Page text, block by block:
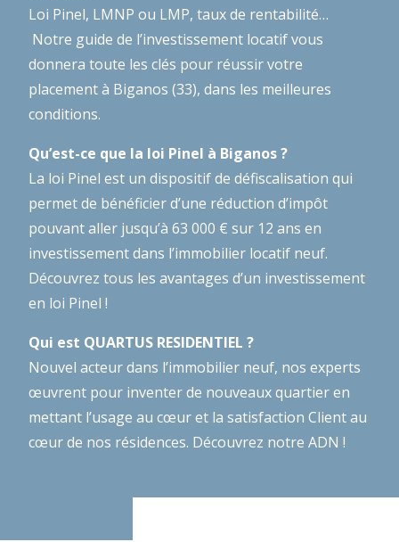
Loi Pinel, LMNP ou LMP, taux de rentabilité…
Notre guide de l’investissement locatifvous
donnera toute les clés pour réussir votre
placement à Biganos (33), dans les meilleures
conditions.
Qu’est-ce que la loi Pinel à Biganos ?
La loi Pinel est un dispositif de défiscalisation qui
permet de bénéficier d’une réduction d’impôt
pouvant aller jusqu’à 63 000 € sur 12 ans en
investissement dans l’immobilier locatif neuf.
Découvrez tous les avantages d’un investissement
en loi Pinel !
Qui est QUARTUS RESIDENTIEL ?
Nouvel acteur dans l’immobilier neuf, nos experts
œuvrent pour inventer de nouveaux quartier en
mettant l’usage au cœur et la satisfaction Client au
cœur de nos résidences. Découvrez notre ADN !